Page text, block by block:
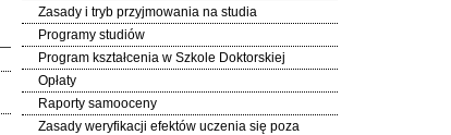
Zasady i tryb przyjmowania na studia
Programy studiów
Program kształcenia w Szkole Doktorskiej
Opłaty
Raporty samooceny
Zasady weryfikacji efektów uczenia się poza